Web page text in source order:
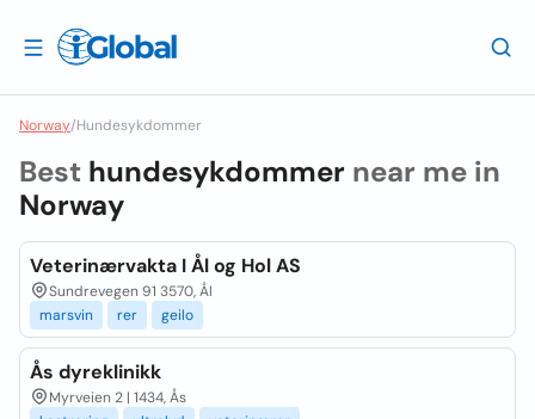
Norway/Hundesykdommer
Best hundesykdommer near me in
Norway
Veterinærvakta I Ål og Hol AS
Sundrevegen 91 3570, Ål
marsvin
rer geilo
Ås dyreklinikk
Myrveien 2 | 1434, Ås